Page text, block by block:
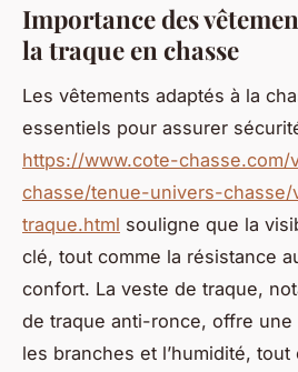
Importance des
la traque en chasse
Les vêtements adaptés à la
essentiels pour assurer
https://www.cote-chasse.com/
chasse/tenue-univers-
traque.html souligne que la
clé, tout comme la résistance
confort. La veste de traque,
de traque anti-ronce, offre
les branches et l’humidité,